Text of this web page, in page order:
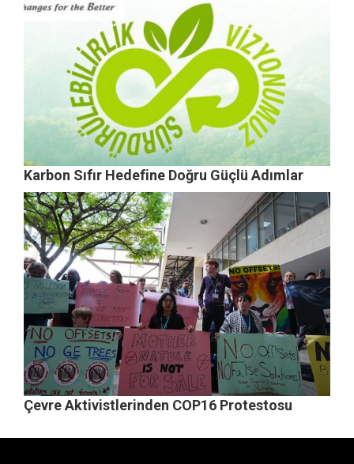
Karbon Sıfır Hedefine Doğru Güçlü Adımlar
Çevre Aktivistlerinden COP16 Protestosu